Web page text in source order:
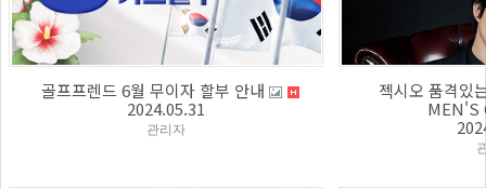
골프프렌드 6월 무이자 할부 안내
2024.05.31
관리자
젝시오 품격있
MEN'S